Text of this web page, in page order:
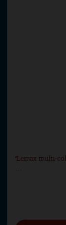
Lemax multi-
…